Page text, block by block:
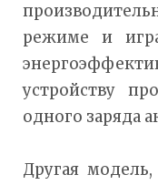
режиме и
устройству
одного заряда
Другая